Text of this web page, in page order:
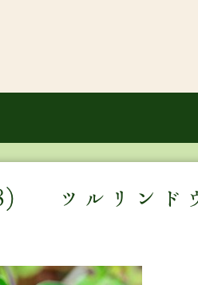
） ツルリンド